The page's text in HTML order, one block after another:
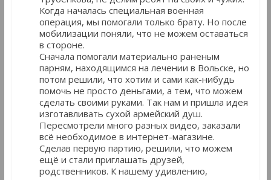
Когда началась специальная военная
операция, мы помогали только брату. Но после
мобилизации поняли, что не можем оставаться
в стороне.
Сначала помогали материально раненым
парням, находящимся на лечении в Вольске, но
потом решили, что хотим и сами как-нибудь
помочь не просто деньгами, а тем, что можем
сделать своими руками. Так нам и пришла идея
изготавливать сухой армейский душ.
Пересмотрели много разных видео, заказали
всё необходимое в интернет-магазине.
Сделав первую партию, решили, что можем
ещё и стали приглашать друзей,
родственников. К нашему удивлению,